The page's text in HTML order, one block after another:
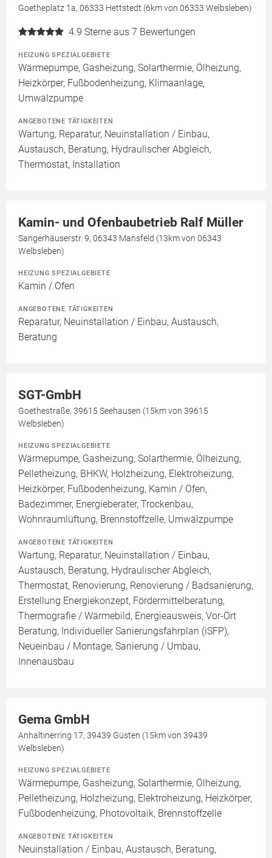
Goetheplatz 1a, 06333 Hettstedt (6km von 06333 Welbsleben)
4.9 Sterne aus 7 Bewertungen
HEIZUNG SPEZIALGEBIETE
Wärmepumpe, Gasheizung, Solarthermie, Ölheizung,
Heizkörper, Fußbodenheizung, Klimaanlage,
Umwälzpumpe
ANGEBOTENE TÄTIGKEITEN
Wartung, Reparatur, Neuinstallation / Einbau,
Austausch, Beratung, Hydraulischer Abgleich,
Thermostat, Installation
Kamin- und Ofenbaubetrieb Ralf Müller
Sangerhäuserstr. 9, 06343 Mansfeld (13km von 06343
Welbsleben)
HEIZUNG SPEZIALGEBIETE
Kamin / Ofen
ANGEBOTENE TÄTIGKEITEN
Reparatur, Neuinstallation / Einbau, Austausch,
Beratung
SGT-GmbH
Goethestraße, 39615 Seehausen (15km von 39615
Welbsleben)
HEIZUNG SPEZIALGEBIETE
Wärmepumpe, Gasheizung, Solarthermie, Ölheizung,
Pelletheizung, BHKW, Holzheizung, Elektroheizung,
Heizkörper, Fußbodenheizung, Kamin / Ofen,
Badezimmer, Energieberater, Trockenbau,
Wohnraumlüftung, Brennstoffzelle, Umwälzpumpe
ANGEBOTENE TÄTIGKEITEN
Wartung, Reparatur, Neuinstallation / Einbau,
Austausch, Beratung, Hydraulischer Abgleich,
Thermostat, Renovierung, Renovierung / Badsanierung,
Erstellung Energiekonzept, Fördermittelberatung,
Thermografie / Wärmebild, Energieausweis, Vor-Ort
Beratung, Individueller Sanierungsfahrplan (iSFP),
Neueinbau / Montage, Sanierung / Umbau,
Innenausbau
Gema GmbH
Anhaltinerring 17, 39439 Güsten (15km von 39439
Welbsleben)
HEIZUNG SPEZIALGEBIETE
Wärmepumpe, Gasheizung, Solarthermie, Ölheizung,
Pelletheizung, Holzheizung, Elektroheizung, Heizkörper,
Fußbodenheizung, Photovoltaik, Brennstoffzelle
ANGEBOTENE TÄTIGKEITEN
Neuinstallation / Einbau, Austausch, Beratung,